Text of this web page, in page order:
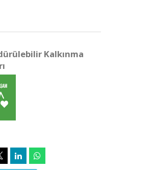
Kalkınma